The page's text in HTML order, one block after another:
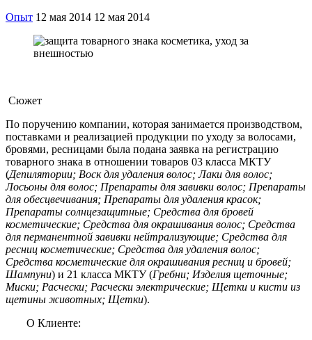
Опыт 12 мая 2014 12 мая 2014
Сюжет
По поручению компании, которая занимается производством,
поставками и реализацией продукции по уходу за волосами,
бровями, ресницами была подана заявка на регистрацию
товарного знака в отношении товаров 03 класса МКТУ
(Депилятории; Воск для удаления волос; Лаки для волос;
Лосьоны для волос; Препараты для завивки волос; Препараты
для обесцвечивания; Препараты для удаления красок;
Препараты солнцезащитные; Средства для бровей
косметические; Средства для окрашивания волос; Средства
для перманентной завивки нейтрализующие; Средства для
ресниц косметические; Средства для удаления волос;
Средства косметические для окрашивания ресниц и бровей;
Шампуни) и 21 класса МКТУ (Гребни; Изделия щеточные;
Миски; Расчески; Расчески электрические; Щетки и кисти из
щетины животных; Щетки).
О Клиенте: